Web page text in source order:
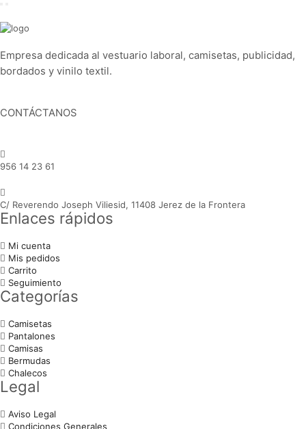
Empresa dedicada al vestuario laboral, camisetas, publicidad,
bordados y vinilo textil.
CONTÁCTANOS
956 14 23 61
C/ Reverendo Joseph Viliesid, 11408 Jerez de la Frontera
Enlaces rápidos
Mi cuenta
Mis pedidos
Carrito
Seguimiento
Categorías
Camisetas
Pantalones
Camisas
Bermudas
Chalecos
Legal
Aviso Legal
Condiciones Generales